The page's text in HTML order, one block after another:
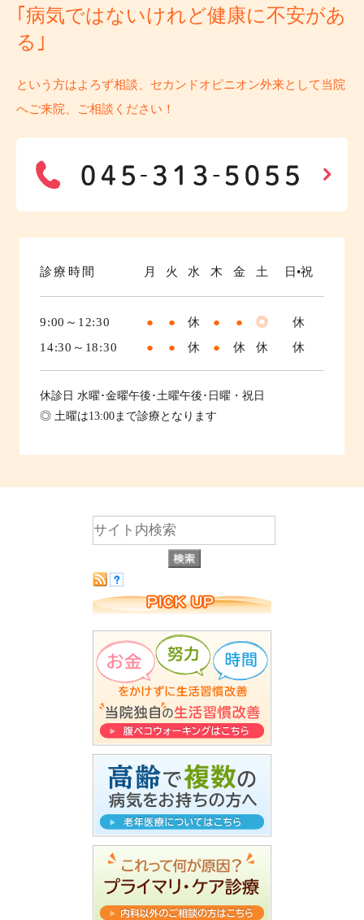
｢病気ではないけれど健康に不安があ
る｣
という方はよろず相談、セカンドオピニオン外来として当院
へご来院、ご相談ください！
診療時間 月 火 水 木 金 土 日•祝
9:00～12:30 ● ● 休 ● ● ◎
休
14:30～18:30
● ● 休 ● 休 休 休
休診日 水曜･金曜午後･土曜午後･日曜・祝日
◎ 土曜は13:00まで診療となります